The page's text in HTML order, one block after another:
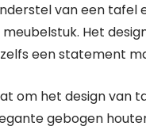
van een tafel
Het
een statement
om het design van
gebogen